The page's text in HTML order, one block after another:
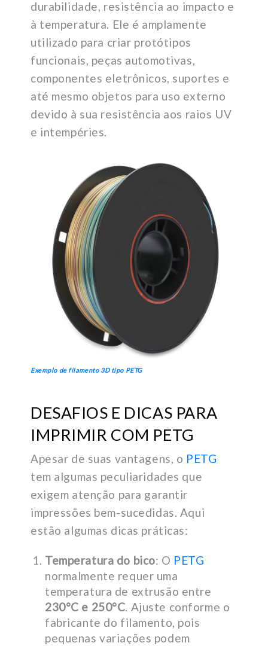
durabilidade, resistência ao impacto e
à temperatura. Ele é amplamente
utilizado para criar protótipos
funcionais, peças automotivas,
componentes eletrônicos, suportes e
até mesmo objetos para uso externo
devido à sua resistência aos raios UV
e intempéries.
Exemplo de filamento 3D tipo PETG
DESAFIOS E DICAS PARA
IMPRIMIR COM PETG
Apesar de suas vantagens, o PETG
tem algumas peculiaridades que
exigem atenção para garantir
impressões bem-sucedidas. Aqui
estão algumas dicas práticas:
Temperatura do bico: O PETG
normalmente requer uma
temperatura de extrusão entre
230°C e 250°C. Ajuste conforme o
fabricante do filamento, pois
pequenas variações podem